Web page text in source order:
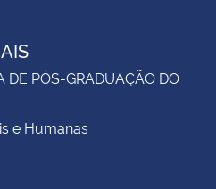
DE PÓS-GRADUAÇÃO DO
e Humanas